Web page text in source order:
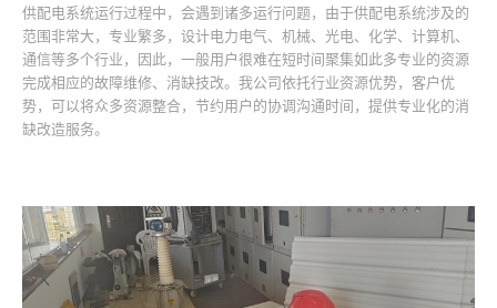
供配电系统运行过程中，会遇到诸多运行问题，由于供配电系统涉及的
范围非常大，专业繁多，设计电力电气、机械、光电、化学、计算机、
通信等多个行业，因此，一般用户很难在短时间聚集如此多专业的资源
完成相应的故障维修、消缺技改。我公司依托行业资源优势，客户优
势，可以将众多资源整合，节约用户的协调沟通时间，提供专业化的消
缺改造服务。